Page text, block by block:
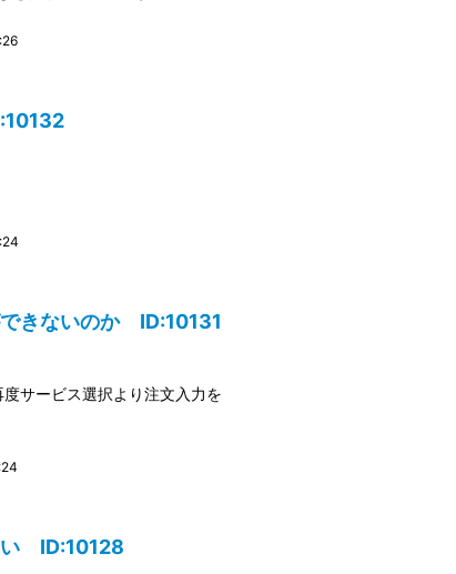
できないのか ID:10131
サービス選択より注文入力を
い ID:10128